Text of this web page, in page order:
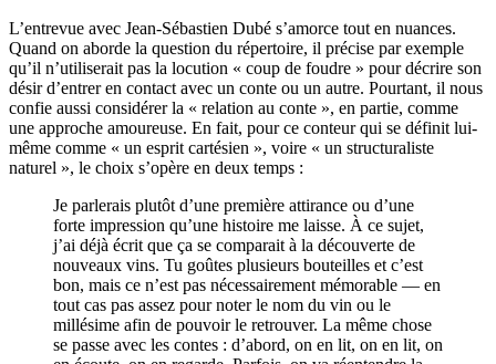
L’entrevue avec Jean-Sébastien Dubé s’amorce tout en nuances.
Quand on aborde la question du répertoire, il précise par exemple
qu’il n’utiliserait pas la locution « coup de foudre » pour décrire son
désir d’entrer en contact avec un conte ou un autre. Pourtant, il nous
confie aussi considérer la « relation au conte », en partie, comme
une approche amoureuse. En fait, pour ce conteur qui se définit lui-
même comme « un esprit cartésien », voire « un structuraliste
naturel », le choix s’opère en deux temps :
Je parlerais plutôt d’une première attirance ou d’une
forte impression qu’une histoire me laisse. À ce sujet,
j’ai déjà écrit que ça se comparait à la découverte de
nouveaux vins. Tu goûtes plusieurs bouteilles et c’est
bon, mais ce n’est pas nécessairement mémorable — en
tout cas pas assez pour noter le nom du vin ou le
millésime afin de pouvoir le retrouver. La même chose
se passe avec les contes : d’abord, on en lit, on en lit, on